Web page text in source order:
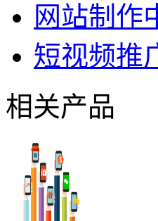
网站制作
短视频推
相关产品